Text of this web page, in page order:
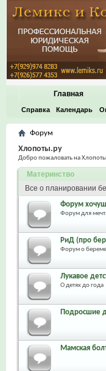
Главная
Справка Календарь
Форум
Хлопоты.ру
Добро пожаловать на
Материнство
Все о планировании
Форум
Форум для
РиД (про
Форум о
Лукавое
О детях до года
Подросшие
Мамская